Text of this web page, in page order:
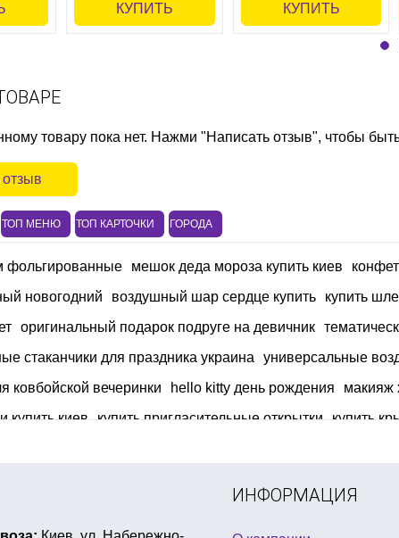
КУПИТЬ КУПИТЬ
товару пока нет. Нажми "Написать отзыв", чтобы
ТОП МЕНЮ ТОП КАРТОЧКИ ГОРОДА
фольгированные мешок деда мороза купить киев
новогодний
воздушный шар сердце купить купить
оригинальный подарок подруге на девичник
стаканчики для праздника украина
универсальные
ковбойской вечеринки
hello kitty день рождения макияж
купить киев купить пригласительные открытки купить
ИНФОРМАЦИЯ